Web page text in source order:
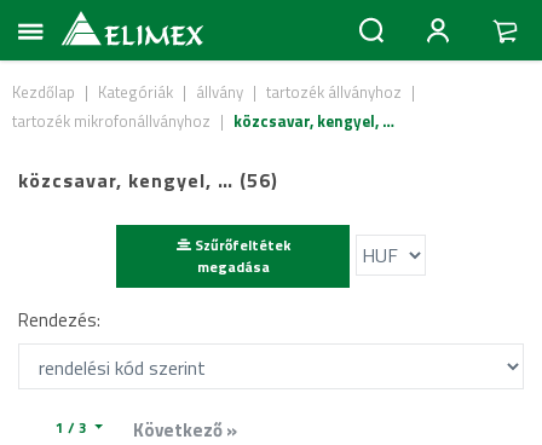
Kezdőlap | Kategóriák | állvány | tartozék állványhoz |
tartozék mikrofonállványhoz | közcsavar, kengyel, …
közcsavar, kengyel, … (56)
Szűrőfeltétek
megadása
Rendezés:
1 / 3 Következő »